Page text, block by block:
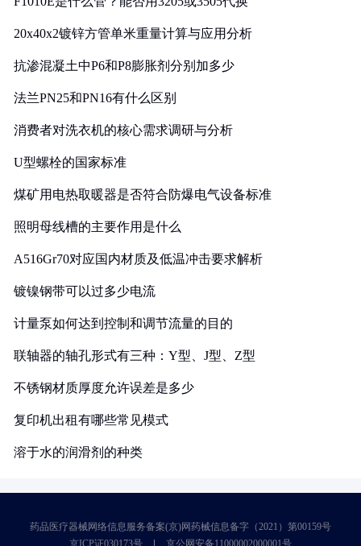
20x40x2镀锌方管单米重量计算与应用分析
抗渗混凝土中P6和P8膨胀剂分别加多少
法兰PN25和PN16有什么区别
消费者对洗衣机的核心需求调研与分析
U型螺栓的国家标准
煤矿用电热取暖器是否符合防爆电气设备标准
照明母线槽的主要作用是什么
A516Gr70对应国内材质及低温冲击要求解析
镀镍钢带可以过多少电流
计量泵如何达到控制和调节流量的目的
联轴器的轴孔形式有三种：Y型、J型、Z型
不锈钢材质厚度允许误差是多少
复印机出租有哪些常见模式
溶于水的润滑剂的种类
药品医疗器械网络信息服务备案(京)网药械信息备字（2021）第00159号
京ICP证030173号
京公网安备11000002000001号